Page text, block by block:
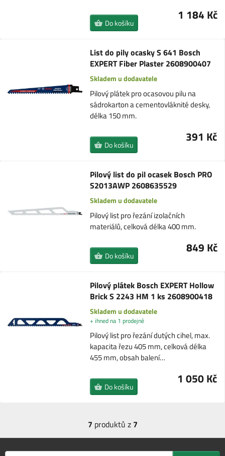
1 184 Kč
Do košíku
List do pily ocasky S 641 Bosch
EXPERT Fiber Plaster 2608900407
Skladem u dodavatele
Pilový plátek pro ocasovou pilu na
sádrokarton a cementovláknité desky,
délka 150 mm.
391 Kč
Do košíku
Pilový list do pil ocasek Bosch PRO
S2013AWP 2608635529
Skladem u dodavatele
Pilový list pro řezání izolačních
materiálů, celková délka 400 mm.
849 Kč
Do košíku
Pilový plátek Bosch EXPERT Hollow
Brick S 2243 HM 1 ks 2608900418
Skladem u dodavatele
+ ihned na 1 prodejně
Pilový list pro řezání dutých cihel, max.
kapacita řezu 405 mm, celková délka
455 mm, obsah balení…
1 050 Kč
Do košíku
7 produktů z 7